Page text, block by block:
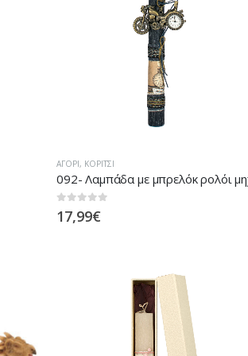
ΑΓΌΡΙ, ΚΟΡΊΤΣΙ
0out of 5
17,99€